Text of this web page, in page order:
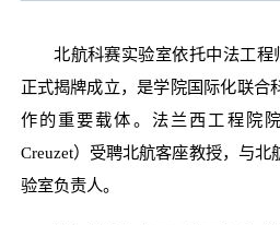
北航科赛实验室依托中法工程
正式揭牌成立，是学院国际化联合
作的重要载体。法兰西工程院
Creuzet）受聘北航客座教授，与
验室负责人。